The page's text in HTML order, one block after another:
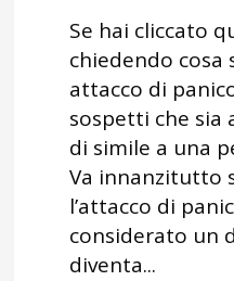
Se hai cliccato
chiedendo cosa
attacco di
sospetti che sia
di simile a una
Va innanzitutto
l’attacco di
considerato un
diventa...